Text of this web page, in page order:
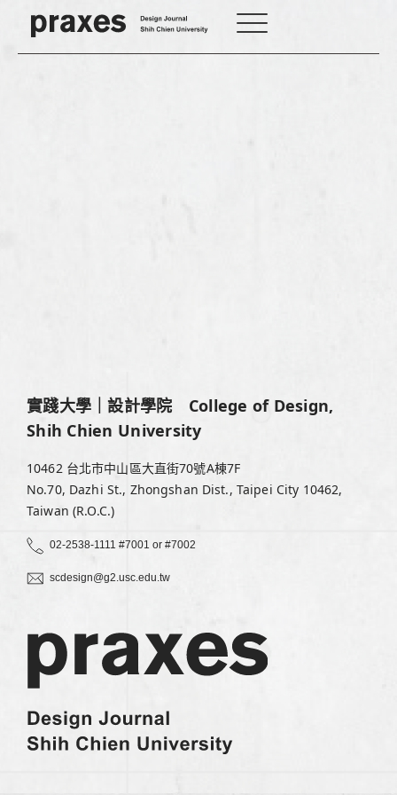
實踐大學｜設計學院 College of Design,
Shih Chien University
10462 台北市中山區大直街70號A棟7F
No.70, Dazhi St., Zhongshan Dist., Taipei City 10462,
Taiwan (R.O.C.)
02-2538-1111 #7001 or #7002
scdesign@g2.usc.edu.tw